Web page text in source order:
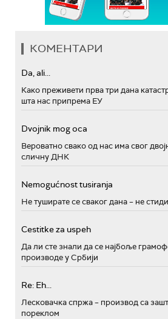
КОМЕНТАРИ
Da, ali...
Како преживети прва три дана
шта нас припрема ЕУ
Dvojnik mog oca
Вероватно свако од нас има свог
сличну ДНК
Nemogućnost tusiranja
Не туширате се сваког дана – не
Cestitke za uspeh
Да ли сте знали да се најбоље
производе у Србији
Re: Eh...
Лесковачка спржа – производ са
пореклом